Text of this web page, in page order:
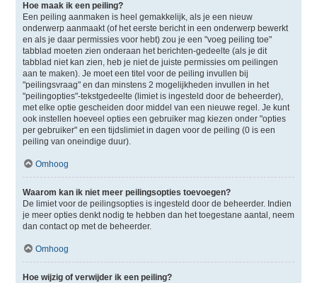
Hoe maak ik een peiling?
Een peiling aanmaken is heel gemakkelijk, als je een nieuw
onderwerp aanmaakt (of het eerste bericht in een onderwerp bewerkt
en als je daar permissies voor hebt) zou je een "voeg peiling toe"
tabblad moeten zien onderaan het berichten-gedeelte (als je dit
tabblad niet kan zien, heb je niet de juiste permissies om peilingen
aan te maken). Je moet een titel voor de peiling invullen bij
"peilingsvraag" en dan minstens 2 mogelijkheden invullen in het
"peilingopties"-tekstgedeelte (limiet is ingesteld door de beheerder),
met elke optie gescheiden door middel van een nieuwe regel. Je kunt
ook instellen hoeveel opties een gebruiker mag kiezen onder "opties
per gebruiker" en een tijdslimiet in dagen voor de peiling (0 is een
peiling van oneindige duur).
Omhoog
Waarom kan ik niet meer peilingsopties toevoegen?
De limiet voor de peilingsopties is ingesteld door de beheerder. Indien
je meer opties denkt nodig te hebben dan het toegestane aantal, neem
dan contact op met de beheerder.
Omhoog
Hoe wijzig of verwijder ik een peiling?